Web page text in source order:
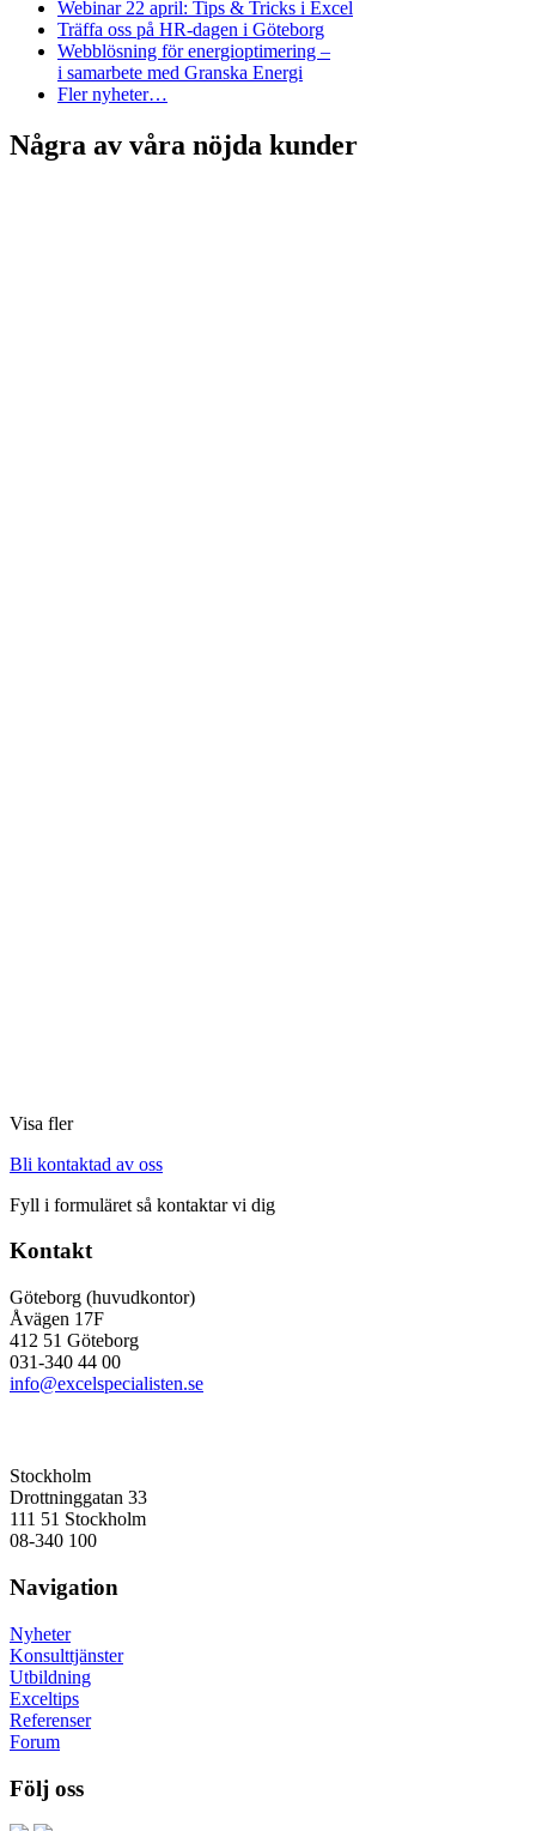
Webinar 22 april: Tips & Tricks i Excel
Träffa oss på HR-dagen i Göteborg
Webblösning för energioptimering –
i samarbete med Granska Energi
Fler nyheter…
Några av våra nöjda kunder
Visa fler
Bli kontaktad av oss
Fyll i formuläret så kontaktar vi dig
Kontakt
Göteborg (huvudkontor)
Åvägen 17F
412 51 Göteborg
031-340 44 00
info@excelspecialisten.se
Stockholm
Drottninggatan 33
111 51 Stockholm
08-340 100
Navigation
Nyheter
Konsulttjänster
Utbildning
Exceltips
Referenser
Forum
Följ oss